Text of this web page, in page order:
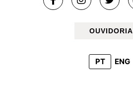
OUVIDORIA
PT ENG